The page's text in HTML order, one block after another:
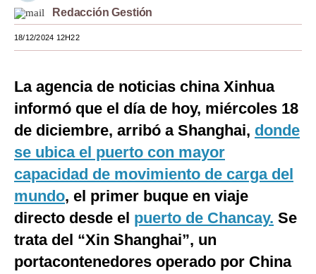
Estilos
Mundo
México
Internacional
Tecnología
Club del Suscriptor
Mix
G de Gestión
Redacción Gestión
18/12/2024 12H22
La agencia de noticias china Xinhua
informó que el día de hoy, miércoles 18
de diciembre, arribó a Shanghai, donde
se ubica el puerto con mayor
capacidad de movimiento de carga del
mundo, el primer buque en viaje
directo desde el puerto de Chancay. Se
trata del “Xin Shanghai”, un
portacontenedores operado por China